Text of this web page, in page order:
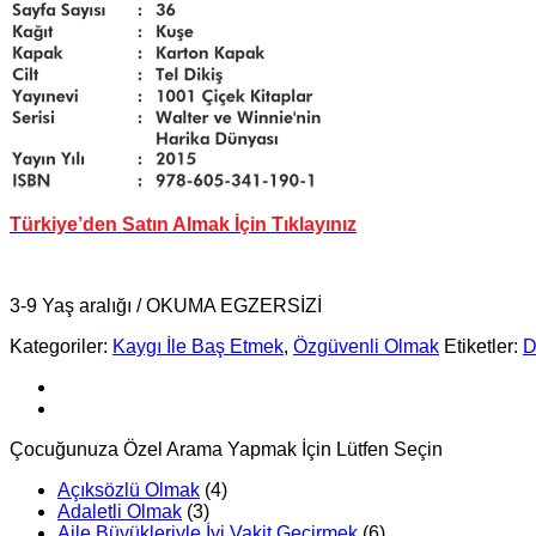
Türkiye’den Satın Almak İçin Tıklayınız
3-9 Yaş aralığı / OKUMA EGZERSİZİ
Kategoriler: Kaygı İle Baş Etmek, Özgüvenli Olmak Etiketler:
Çocuğunuza Özel Arama Yapmak İçin Lütfen Seçin
Açıksözlü Olmak (4)
Adaletli Olmak (3)